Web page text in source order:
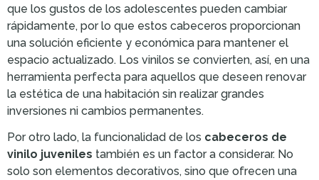
que los gustos de los adolescentes pueden cambiar
rápidamente, por lo que estos cabeceros proporcionan
una solución eficiente y económica para mantener el
espacio actualizado. Los vinilos se convierten, así, en una
herramienta perfecta para aquellos que deseen renovar
la estética de una habitación sin realizar grandes
inversiones ni cambios permanentes.
Por otro lado, la funcionalidad de los cabeceros de
vinilo juveniles también es un factor a considerar. No
solo son elementos decorativos, sino que ofrecen una